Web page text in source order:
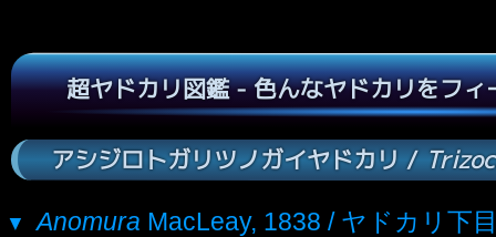
超ヤドカリ図鑑 - 色んなヤドカリをフ
アシジロトガリツノガイヤドカリ /
Anomura MacLeay, 1838 / ヤドカリ下